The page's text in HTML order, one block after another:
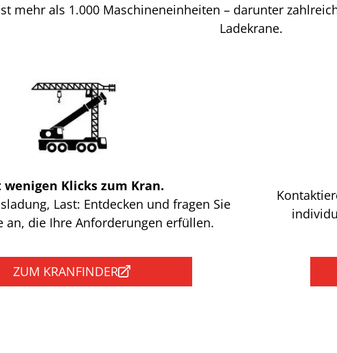
mehr als 1.000 Maschineneinheiten – darunter
Ladekrane.
wenigen Klicks zum Kran.
Last: Entdecken und fragen Sie
an, die Ihre Anforderungen erfüllen.
ZUM KRANFINDER